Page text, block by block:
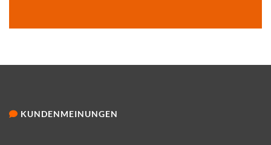
KUNDENMEINUNGEN